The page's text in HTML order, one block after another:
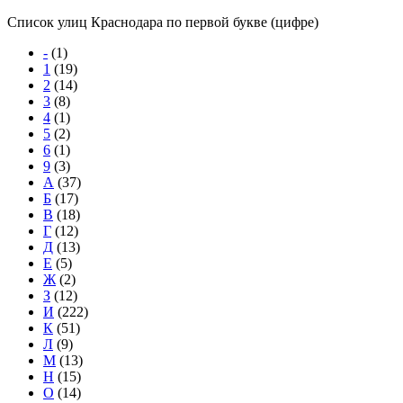
Список улиц Краснодара по первой букве (цифре)
- (1)
1 (19)
2 (14)
3 (8)
4 (1)
5 (2)
6 (1)
9 (3)
А (37)
Б (17)
В (18)
Г (12)
Д (13)
Е (5)
Ж (2)
З (12)
И (222)
К (51)
Л (9)
М (13)
Н (15)
О (14)